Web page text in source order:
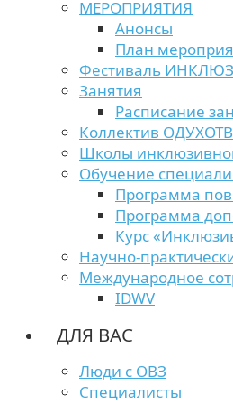
МЕРОПРИЯТИЯ
Анонсы
План
Фестиваль
Занятия
Расписание
Коллектив
Школы
Обучение
Программа
Программа
Курс
Научно-
Международное
IDWV
ДЛЯ ВАС
Люди с ОВЗ
Специалисты